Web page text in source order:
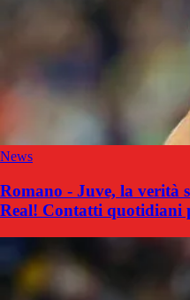
News
Romano - Juve, la verità
Real! Contatti quotidiani